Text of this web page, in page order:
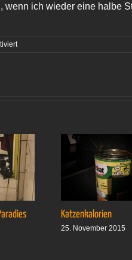
wenn ich wieder eine halbe
für
Katzenkalorien
25. November 2015